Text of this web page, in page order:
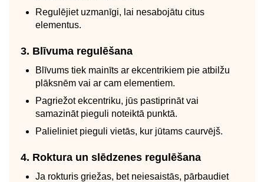
Regulējiet uzmanīgi, lai nesabojātu citus
elementus.
3. Blīvuma regulēšana
Blīvums tiek mainīts ar ekcentrikiem pie atbilžu
plāksnēm vai ar cam elementiem.
Pagriežot ekcentriku, jūs pastiprināt vai
samazināt pieguli noteiktā punktā.
Palieliniet pieguli vietās, kur jūtams caurvējš.
4. Roktura un slēdzenes regulēšana
Ja rokturis griežas, bet neiesaistās, pārbaudiet